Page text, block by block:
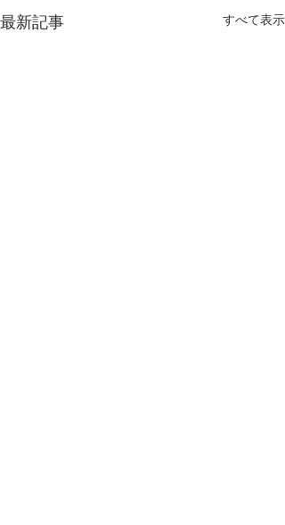
最新記事 すべて表示